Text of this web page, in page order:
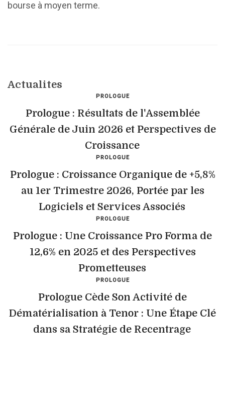
bourse à moyen terme.
Actualites
PROLOGUE
Prologue : Résultats de l'Assemblée
Générale de Juin 2026 et Perspectives de
Croissance
PROLOGUE
Prologue : Croissance Organique de +5,8%
au 1er Trimestre 2026, Portée par les
Logiciels et Services Associés
PROLOGUE
Prologue : Une Croissance Pro Forma de
12,6% en 2025 et des Perspectives
Prometteuses
PROLOGUE
Prologue Cède Son Activité de
Dématérialisation à Tenor : Une Étape Clé
dans sa Stratégie de Recentrage